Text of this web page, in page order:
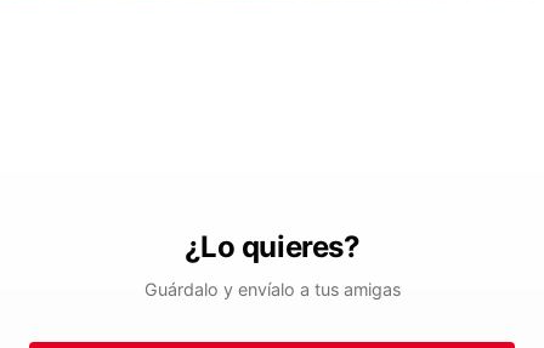
¿Lo quieres?
Guárdalo y envíalo a tus amigas